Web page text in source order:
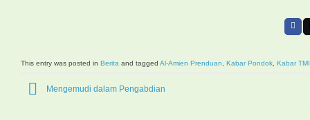
This entry was posted in Berita and tagged Al-Amien Prenduan, Kabar Pondok, Kabar TMI
Mengemudi dalam Pengabdian